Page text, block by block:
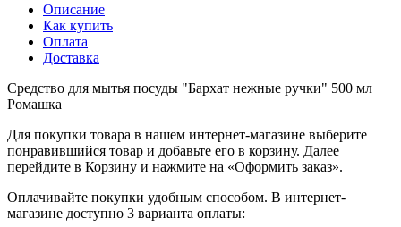
Описание
Как купить
Оплата
Доставка
Средство для мытья посуды "Бархат нежные ручки" 500 мл
Ромашка
Для покупки товара в нашем интернет-магазине выберите
понравившийся товар и добавьте его в корзину. Далее
перейдите в Корзину и нажмите на «Оформить заказ».
Оплачивайте покупки удобным способом. В интернет-
магазине доступно 3 варианта оплаты: